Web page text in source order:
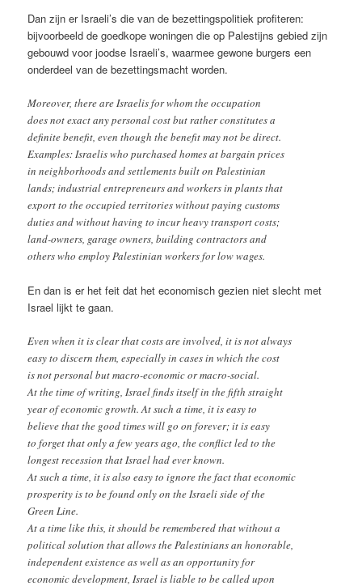
Dan zijn er Israeli’s die van de bezettingspolitiek profiteren:
bijvoorbeeld de goedkope woningen die op Palestijns gebied zijn
gebouwd voor joodse Israeli’s, waarmee gewone burgers een
onderdeel van de bezettingsmacht worden.
Moreover, there are Israelis for whom the occupation
does not exact any personal cost but rather constitutes a
definite benefit, even though the benefit may not be direct.
Examples: Israelis who purchased homes at bargain prices
in neighborhoods and settlements built on Palestinian
lands; industrial entrepreneurs and workers in plants that
export to the occupied territories without paying customs
duties and without having to incur heavy transport costs;
land-owners, garage owners, building contractors and
others who employ Palestinian workers for low wages.
En dan is er het feit dat het economisch gezien niet slecht met
Israel lijkt te gaan.
Even when it is clear that costs are involved, it is not always
easy to discern them, especially in cases in which the cost
is not personal but macro-economic or macro-social.
At the time of writing, Israel finds itself in the fifth straight
year of economic growth. At such a time, it is easy to
believe that the good times will go on forever; it is easy
to forget that only a few years ago, the conflict led to the
longest recession that Israel had ever known.
At such a time, it is also easy to ignore the fact that economic
prosperity is to be found only on the Israeli side of the
Green Line.
At a time like this, it should be remembered that without a
political solution that allows the Palestinians an honorable,
independent existence as well as an opportunity for
economic development, Israel is liable to be called upon